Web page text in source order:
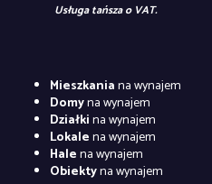
Usługa tańsza o VAT.
Mieszkaniana wynajem
Domyna wynajem
Działkina wynajem
Lokalena wynajem
Halena wynajem
Obiektyna wynajem